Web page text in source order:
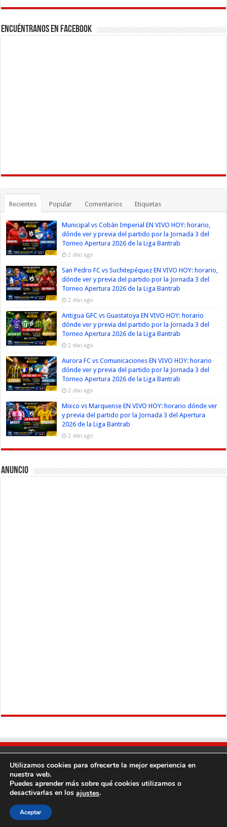
Channel
Encuéntranos en Facebook
Recientes Popular Comentarios Etiquetas
Municipal vs Cobán Imperial EN VIVO HOY: horario,
dónde ver y previa del partido por la Jornada 3 del
Torneo Apertura 2026 de la Liga Bantrab
2 días ago
San Pedro FC vs Suchitepéquez EN VIVO HOY: horario,
dónde ver y previa del partido por la Jornada 3 del
Torneo Apertura 2026 de la Liga Bantrab
2 días ago
Antigua GFC vs Guastatoya EN VIVO HOY: horario
dónde ver y previa del partido por la Jornada 3 del
Torneo Apertura 2026 de la Liga Bantrab
2 días ago
Aurora FC vs Comunicaciones EN VIVO HOY: horario
dónde ver y previa del partido por la Jornada 3 del
Torneo Apertura 2026 de la Liga Bantrab
2 días ago
Mixco vs Marquense EN VIVO HOY: horario dónde ver
y previa del partido por la Jornada 3 del Apertura
2026 de la Liga Bantrab
2 días ago
Anuncio
Copyright © 2013Fútbol Mundial
Utilizamos cookies para ofrecerte la mejor experiencia en
nuestra web.
Puedes aprender más sobre qué cookies utilizamos o
desactivarlas en los ajustes.
Aceptar